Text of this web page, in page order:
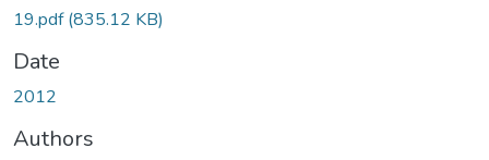
19.pdf(835.12 KB)
Date
2012
Authors